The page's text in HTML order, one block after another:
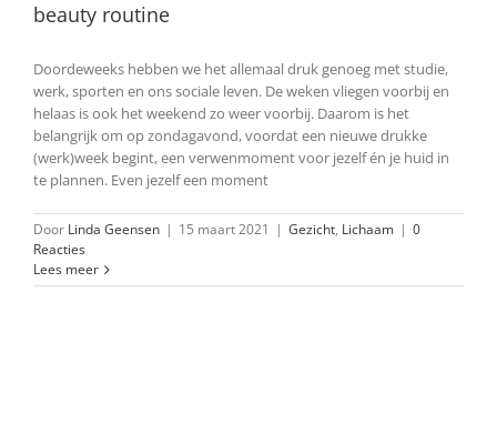
beauty routine
Doordeweeks hebben we het allemaal druk genoeg met studie,
werk, sporten en ons sociale leven. De weken vliegen voorbij en
helaas is ook het weekend zo weer voorbij. Daarom is het
belangrijk om op zondagavond, voordat een nieuwe drukke
(werk)week begint, een verwenmoment voor jezelf én je huid in
te plannen. Even jezelf een moment
Door Linda Geensen | 15 maart 2021 | Gezicht, Lichaam | 0
Reacties
Lees meer